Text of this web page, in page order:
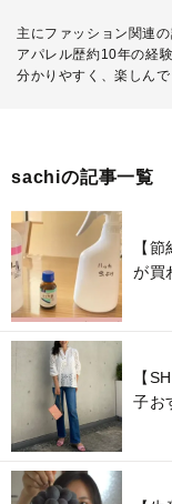
主にファッション関連
アパレル歴約10年の経
分かりやすく、楽しん
sachiの記事一覧
【
が買
【
子お